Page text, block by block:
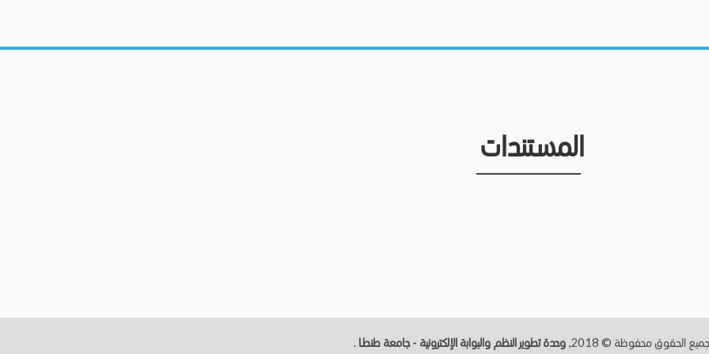
المستندات
جميع الحقوق محفوظة © 2018, وحدة تطوير النظم والبوابة الإلكترونية - جامعة طنطــا .